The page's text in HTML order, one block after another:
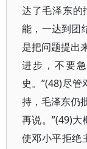
达了毛泽东的
能，一达到团
是把问题提出
进步，不要
史。”(48)尽
持，毛泽东仍
再说。”(49)大
使邓小平拒绝